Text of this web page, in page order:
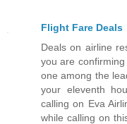
Flight Fare Deals
Deals on airline
you are confirming
one among the
your eleventh
calling on Eva
while calling on